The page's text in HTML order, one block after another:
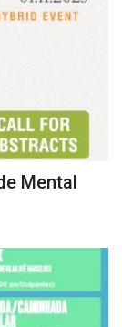
Mental